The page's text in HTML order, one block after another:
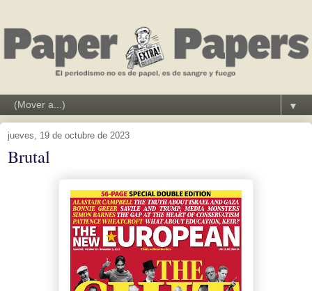
▼
jueves, 19 de octubre de 2023
Brutal